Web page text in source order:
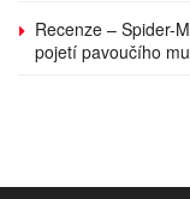
Recenze – Spider-
pojetí pavoučího